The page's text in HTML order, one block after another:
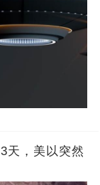
天，美以突然